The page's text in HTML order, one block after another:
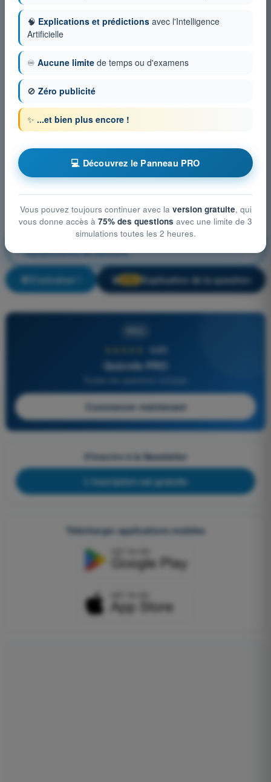
Cellule et Systèmes, électricité, motorisation et
équipements de secours
S'entraîner ! 🔒 Explication de la question
4,6/5
Quizvds PRO
Commencer maintenant
S'inscrire à la Newsletter
L'inscription est gratuite
Télécharger applications mobiles
🧠 Explications et prédictions avec l'Intelligence
Artificielle
♾️ Aucune limite de temps ou d'examens
🚫 Zéro publicité
✨ ...et bien plus encore !
💻 Découvrez le Panneau PRO
Vous pouvez toujours continuer avec la version gratuite, qui
vous donne accès à 75% des questions avec une limite de 3
simulations toutes les 2 heures.